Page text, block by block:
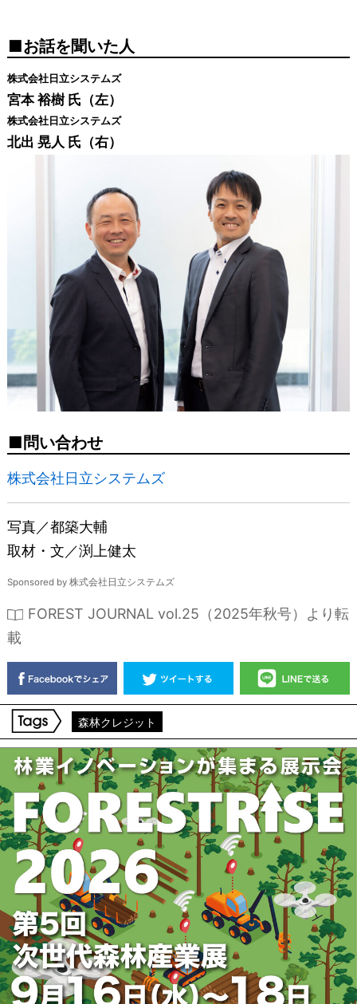
お話を聞いた人
株式会社日立システムズ
宮本 裕樹 氏（左）
株式会社日立システムズ
北出 晃人 氏（右）
問い合わせ
株式会社日立システムズ
写真／都築大輔
取材・文／渕上健太
Sponsored by 株式会社日立システムズ
FOREST JOURNAL vol.25（2025年秋号）より転
載
森林クレジット